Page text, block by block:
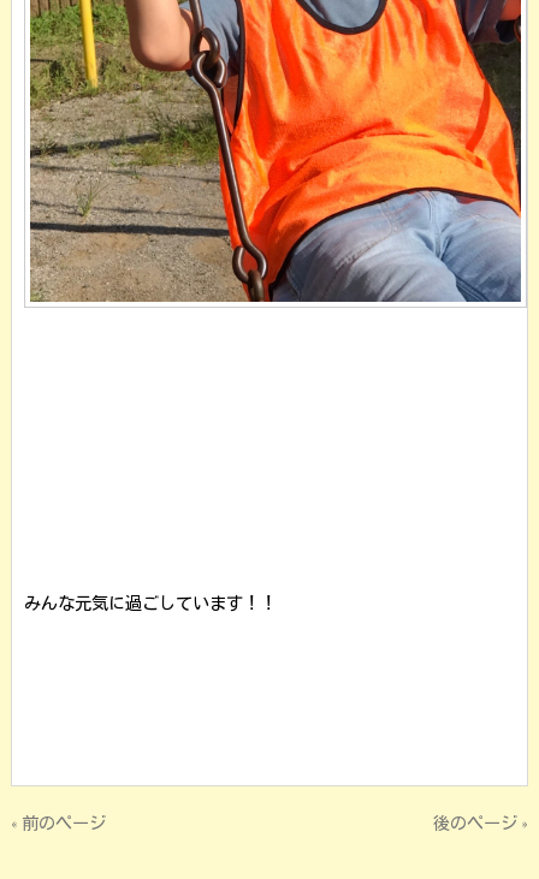
みんな元気に過ごしています！！
« 前のページ 後のページ »